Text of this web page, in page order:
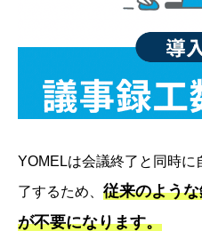
YOMELは会議終了と同時
了するため、 従来のよう
が不要になります。